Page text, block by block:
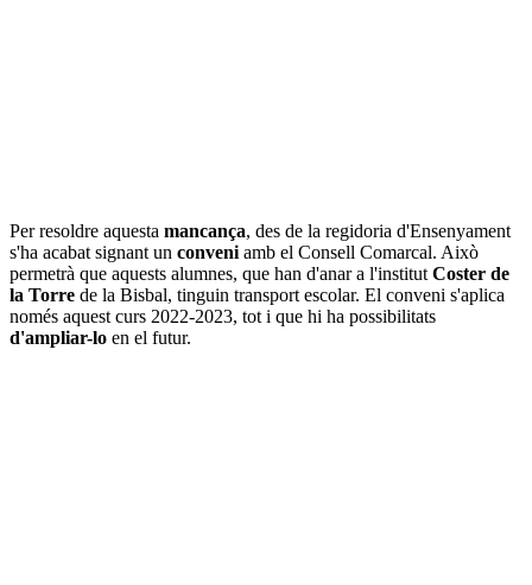
Per resoldre aquesta mancança, des de la regidoria d'Ensenyament
s'ha acabat signant un conveni amb el Consell Comarcal. Això
permetrà que aquests alumnes, que han d'anar a l'institut Coster de
la Torre de la Bisbal, tinguin transport escolar. El conveni s'aplica
només aquest curs 2022-2023, tot i que hi ha possibilitats
d'ampliar-lo en el futur.